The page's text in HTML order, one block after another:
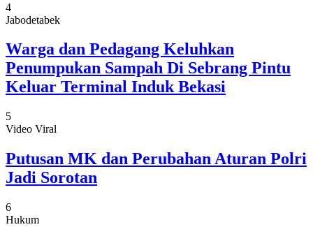
4
Jabodetabek
Warga dan Pedagang Keluhkan
Penumpukan Sampah Di Sebrang Pintu
Keluar Terminal Induk Bekasi
5
Video Viral
Putusan MK dan Perubahan Aturan Polri
Jadi Sorotan
6
Hukum